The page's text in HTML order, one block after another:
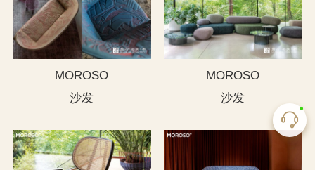
MOROSO
沙发
MOROSO
沙发